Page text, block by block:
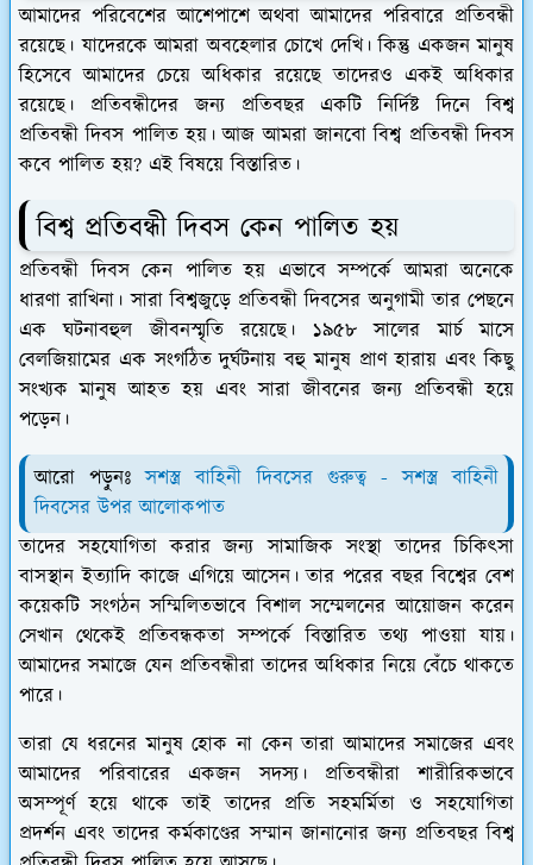
আমাদের পরিবেশের আশেপাশে অথবা আমাদের পরিবারে প্রতিবন্ধী
রয়েছে। যাদেরকে আমরা অবহেলার চোখে দেখি। কিন্তু একজন মানুষ
হিসেবে আমাদের চেয়ে অধিকার রয়েছে তাদেরও একই অধিকার
রয়েছে। প্রতিবন্ধীদের জন্য প্রতিবছর একটি নির্দিষ্ট দিনে বিশ্ব
প্রতিবন্ধী দিবস পালিত হয়। আজ আমরা জানবো বিশ্ব প্রতিবন্ধী দিবস
কবে পালিত হয়? এই বিষয়ে বিস্তারিত।
বিশ্ব প্রতিবন্ধী দিবস কেন পালিত হয়
প্রতিবন্ধী দিবস কেন পালিত হয় এভাবে সম্পর্কে আমরা অনেকে
ধারণা রাখিনা। সারা বিশ্বজুড়ে প্রতিবন্ধী দিবসের অনুগামী তার পেছনে
এক ঘটনাবহুল জীবনস্মৃতি রয়েছে। ১৯৫৮ সালের মার্চ মাসে
বেলজিয়ামের এক সংগঠিত দুর্ঘটনায় বহু মানুষ প্রাণ হারায় এবং কিছু
সংখ্যক মানুষ আহত হয় এবং সারা জীবনের জন্য প্রতিবন্ধী হয়ে
পড়েন।
আরো পড়ুনঃসশস্ত্র বাহিনী দিবসের গুরুত্ব - সশস্ত্র বাহিনী
দিবসের উপর আলোকপাত
তাদের সহযোগিতা করার জন্য সামাজিক সংস্থা তাদের চিকিৎসা
বাসস্থান ইত্যাদি কাজে এগিয়ে আসেন। তার পরের বছর বিশ্বের বেশ
কয়েকটি সংগঠন সম্মিলিতভাবে বিশাল সম্মেলনের আয়োজন করেন
সেখান থেকেই প্রতিবন্ধকতা সম্পর্কে বিস্তারিত তথ্য পাওয়া যায়।
আমাদের সমাজে যেন প্রতিবন্ধীরা তাদের অধিকার নিয়ে বেঁচে থাকতে
পারে।
তারা যে ধরনের মানুষ হোক না কেন তারা আমাদের সমাজের এবং
আমাদের পরিবারের একজন সদস্য। প্রতিবন্ধীরা শারীরিকভাবে
অসম্পূর্ণ হয়ে থাকে তাই তাদের প্রতি সহমর্মিতা ও সহযোগিতা
প্রদর্শন এবং তাদের কর্মকাণ্ডের সম্মান জানানোর জন্য প্রতিবছর বিশ্ব